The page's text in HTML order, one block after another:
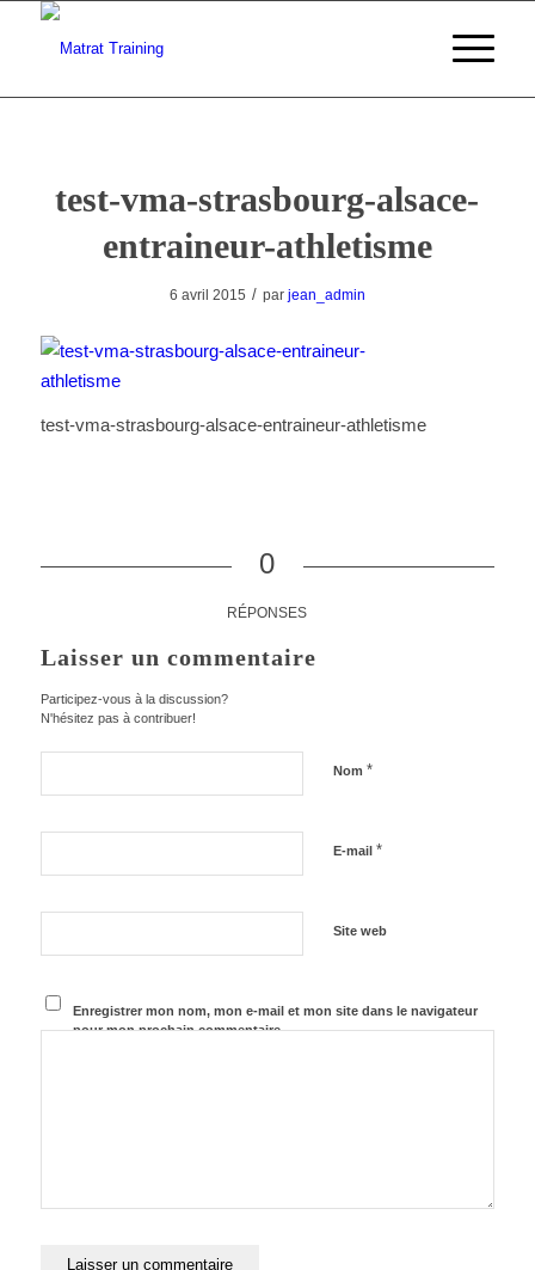
test-vma-strasbourg-alsace-
entraineur-athletisme
6 avril 2015 / par jean_admin
test-vma-strasbourg-alsace-entraineur-athletisme
0
RÉPONSES
Laisser un commentaire
Participez-vous à la discussion?
N'hésitez pas à contribuer!
Nom *
E-mail *
Site web
Enregistrer mon nom, mon e-mail et mon site dans le navigateur
pour mon prochain commentaire.